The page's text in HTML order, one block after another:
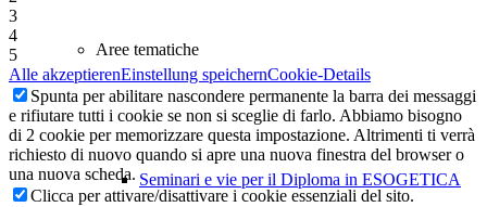
Aree tematiche
Seminari e vie per il Diploma in ESOGETICA
3
4
5
Alle akzeptierenEinstellung speichernCookie-Details
Spunta per abilitare nascondere permanente la barra dei messaggi
e rifiutare tutti i cookie se non si sceglie di farlo. Abbiamo bisogno
di 2 cookie per memorizzare questa impostazione. Altrimenti ti verrà
richiesto di nuovo quando si apre una nuova finestra del browser o
una nuova scheda.
Clicca per attivare/disattivare i cookie essenziali del sito.